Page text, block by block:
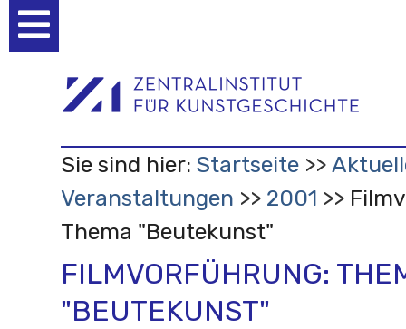
Werkzeuge
Sie sind hier: Startseite
Veranstaltungen
2001
Thema "Beutekunst"
FILMVORFÜHRUNG:
"BEUTEKUNST"